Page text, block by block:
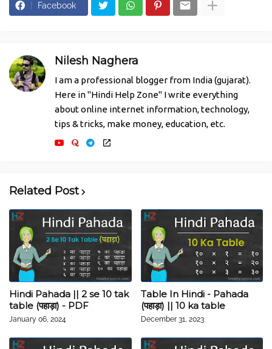
Facebook
Nilesh Naghera
I am a professional blogger from India (gujarat).
Here in "Hindi Help Zone" I write everything
about online internet information, technology,
tips & tricks, make money, education, etc.
Related Post
Hindi Pahada || 2 se 10 tak
table (पहाड़ा) - PDF
January 06, 2024
Table In Hindi - Pahada
(पहाड़ा) || 10 ka table
December 31, 2023